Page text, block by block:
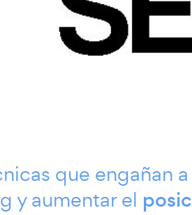
que engañan
y aumentar el